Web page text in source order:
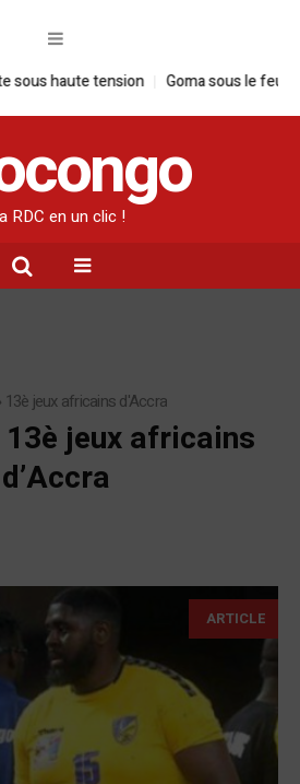
tension Goma sous le feu : la
RDC en un clic !
13è jeux africains d'Accra
13è jeux africains
d’Accra
ARTICLE